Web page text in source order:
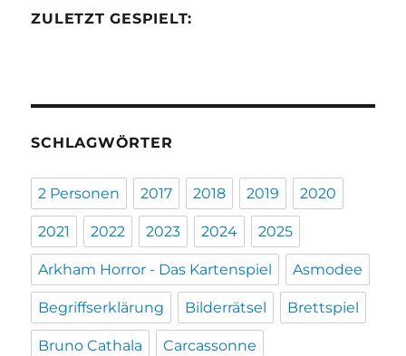
ZULETZT GESPIELT:
SCHLAGWÖRTER
2 Personen 2017 2018 2019 2020
2021 2022 2023 2024 2025
Arkham Horror - Das Kartenspiel Asmodee
Begriffserklärung Bilderrätsel Brettspiel
Bruno Cathala Carcassonne